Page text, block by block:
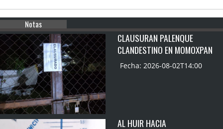
Notas
CLAUSURAN PALENQUE
CLANDESTINO EN MOMOXPAN
Fecha: 2026-08-02T14:00
AL HUIR HACIA